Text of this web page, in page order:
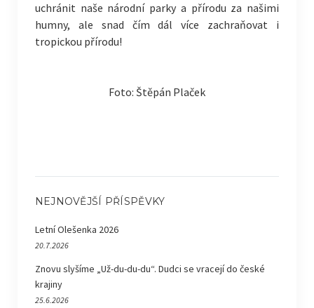
uchránit naše národní parky a přírodu za našimi
humny, ale snad čím dál více zachraňovat i
tropickou přírodu!
Foto: Štěpán Plaček
NEJNOVĚJŠÍ PŘÍSPĚVKY
Letní Olešenka 2026
20.7.2026
Znovu slyšíme „Už-du-du-du“. Dudci se vracejí do české
krajiny
25.6.2026